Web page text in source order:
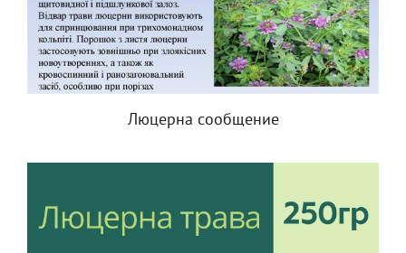
Люцерна сообщение